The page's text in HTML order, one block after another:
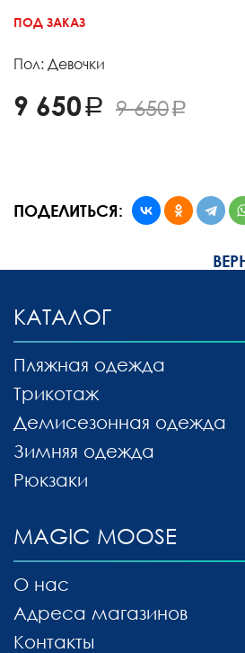
ПОД ЗАКАЗ
Пол: Девочки
9 650 9 650
ПОДЕЛИТЬСЯ:
MAGIC MOOSE
О нас
Адреса магазинов
Контакты
КАТАЛОГ
Пляжная одежда
Трикотаж
Демисезонная одежда
Зимняя одежда
Рюкзаки